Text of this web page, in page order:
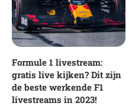
Formule 1 livestream:
gratis live kijken? Dit zijn
de beste werkende F1
livestreams in 2023!